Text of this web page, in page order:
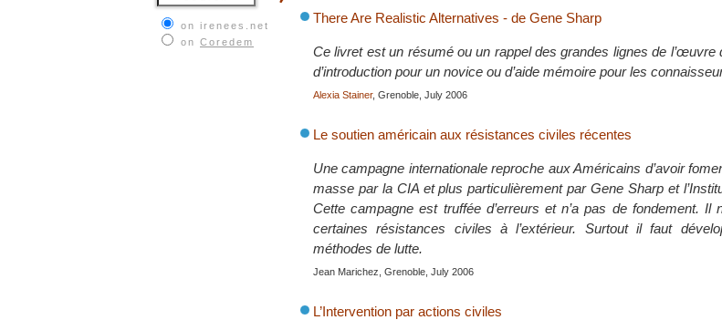
on irenees.net
on Coredem
There Are Realistic Alternatives - de Gene Sharp
Ce livret est un résumé ou un rappel des grandes lignes de l’œuvre
d’introduction pour un novice ou d’aide mémoire pour les
Alexia Stainer, Grenoble, July 2006
Le soutien américain aux résistances civiles récentes
Une campagne internationale reproche aux Américains d’avoir
masse par la CIA et plus particulièrement par Gene Sharp et
Cette campagne est truffée d’erreurs et n’a pas de fondement. Il
certaines résistances civiles à l’extérieur. Surtout il faut
méthodes de lutte.
Jean Marichez, Grenoble, July 2006
L’Intervention par actions civiles